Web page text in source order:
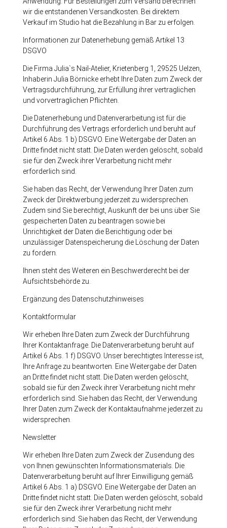
wir die entstandenen Versandkosten. Bei direktem
Verkauf im Studio hat die Bezahlung in Bar zu erfolgen.
Informationen zur Datenerhebung gemäß Artikel 13
DSGVO
Die Firma Julia`s Nail-Atelier, Krietenberg 1, 29525 Uelzen,
Inhaberin Julia Börnicke erhebt Ihre Daten zum Zweck der
Vertragsdurchführung, zur Erfüllung ihrer vertraglichen
und vorvertraglichen Pflichten.
Die Datenerhebung und Datenverarbeitung ist für die
Durchführung des Vertrags erforderlich und beruht auf
Artikel 6 Abs. 1 b) DSGVO. Eine Weitergabe der Daten an
Dritte findet nicht statt. Die Daten werden gelöscht, sobald
sie für den Zweck ihrer Verarbeitung nicht mehr
erforderlich sind.
Sie haben das Recht, der Verwendung Ihrer Daten zum
Zweck der Direktwerbung jederzeit zu widersprechen.
Zudem sind Sie berechtigt, Auskunft der bei uns über Sie
gespeicherten Daten zu beantragen sowie bei
Unrichtigkeit der Daten die Berichtigung oder bei
unzulässiger Datenspeicherung die Löschung der Daten
zu fordern.
Ihnen steht des Weiteren ein Beschwerderecht bei der
Aufsichtsbehörde zu.
Ergänzung des Datenschutzhinweises
Kontaktformular
Wir erheben Ihre Daten zum Zweck der Durchführung
Ihrer Kontaktanfrage. Die Datenverarbeitung beruht auf
Artikel 6 Abs. 1 f) DSGVO. Unser berechtigtes Interesse ist,
Ihre Anfrage zu beantworten. Eine Weitergabe der Daten
an Dritte findet nicht statt. Die Daten werden gelöscht,
sobald sie für den Zweck ihrer Verarbeitung nicht mehr
erforderlich sind. Sie haben das Recht, der Verwendung
Ihrer Daten zum Zweck der Kontaktaufnahme jederzeit zu
widersprechen.
Newsletter
Wir erheben Ihre Daten zum Zweck der Zusendung des
von Ihnen gewünschten Informationsmaterials. Die
Datenverarbeitung beruht auf Ihrer Einwilligung gemäß
Artikel 6 Abs. 1 a) DSGVO. Eine Weitergabe der Daten an
Dritte findet nicht statt. Die Daten werden gelöscht, sobald
sie für den Zweck ihrer Verarbeitung nicht mehr
erforderlich sind. Sie haben das Recht, der Verwendung